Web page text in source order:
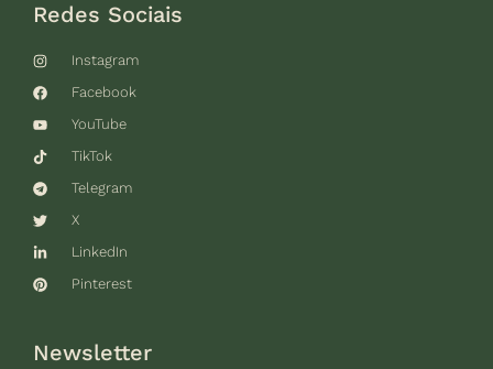
Redes Sociais
Instagram
Facebook
YouTube
TikTok
Telegram
X
LinkedIn
Pinterest
Newsletter